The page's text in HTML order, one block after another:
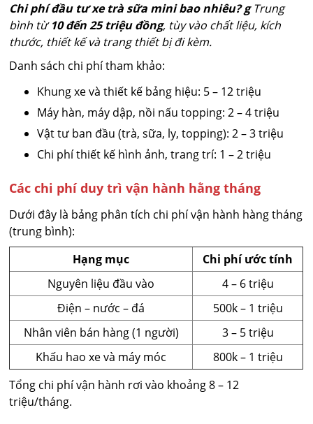
Chi phí đầu tư xe trà sữa mini bao nhiêu?g Trung
bình từ10 đến 25 triệu đồng, tùy vào chất liệu, kích
thước, thiết kế và trang thiết bị đi kèm.
Danh sách chi phí tham khảo:
Khung xe và thiết kế bảng hiệu: 5 – 12 triệu
Máy hàn, máy dập, nồi nấu topping: 2 – 4 triệu
Vật tư ban đầu (trà, sữa, ly, topping): 2 – 3 triệu
Chi phí thiết kế hình ảnh, trang trí: 1 – 2 triệu
Các chi phí duy trì vận hành hằng tháng
Dưới đây là bảng phân tích chi phí vận hành hàng tháng
(trung bình):
Hạng mục
Chi phí ước tính
Nguyên liệu đầu vào
4 – 6 triệu
Điện – nước – đá
500k – 1 triệu
Nhân viên bán hàng (1 người)
3 – 5 triệu
Khấu hao xe và máy móc
800k – 1 triệu
Tổng chi phí vận hành rơi vào khoảng 8 – 12
triệu/tháng.